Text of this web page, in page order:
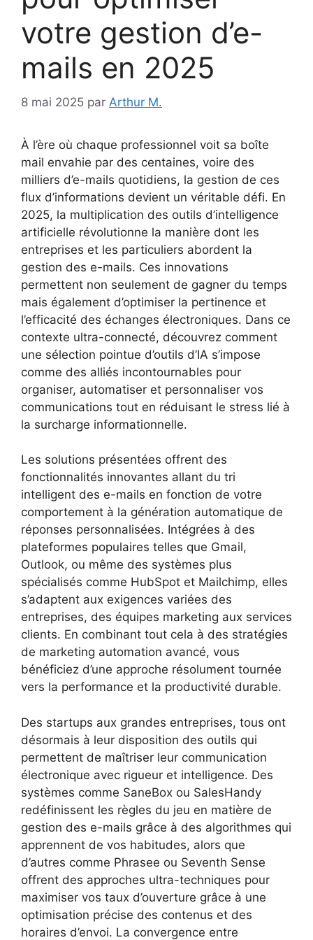
votre gestion d’e-
mails en 2025
8 mai 2025 par Arthur M.
À l’ère où chaque professionnel voit sa boîte
mail envahie par des centaines, voire des
milliers d’e-mails quotidiens, la gestion de ces
flux d’informations devient un véritable défi. En
2025, la multiplication des outils d’intelligence
artificielle révolutionne la manière dont les
entreprises et les particuliers abordent la
gestion des e-mails. Ces innovations
permettent non seulement de gagner du temps
mais également d’optimiser la pertinence et
l’efficacité des échanges électroniques. Dans ce
contexte ultra-connecté, découvrez comment
une sélection pointue d’outils d’IA s’impose
comme des alliés incontournables pour
organiser, automatiser et personnaliser vos
communications tout en réduisant le stress lié à
la surcharge informationnelle.
Les solutions présentées offrent des
fonctionnalités innovantes allant du tri
intelligent des e-mails en fonction de votre
comportement à la génération automatique de
réponses personnalisées. Intégrées à des
plateformes populaires telles que Gmail,
Outlook, ou même des systèmes plus
spécialisés comme HubSpot et Mailchimp, elles
s’adaptent aux exigences variées des
entreprises, des équipes marketing aux services
clients. En combinant tout cela à des stratégies
de marketing automation avancé, vous
bénéficiez d’une approche résolument tournée
vers la performance et la productivité durable.
Des startups aux grandes entreprises, tous ont
désormais à leur disposition des outils qui
permettent de maîtriser leur communication
électronique avec rigueur et intelligence. Des
systèmes comme SaneBox ou SalesHandy
redéfinissent les règles du jeu en matière de
gestion des e-mails grâce à des algorithmes qui
apprennent de vos habitudes, alors que
d’autres comme Phrasee ou Seventh Sense
offrent des approches ultra-techniques pour
maximiser vos taux d’ouverture grâce à une
optimisation précise des contenus et des
horaires d’envoi. La convergence entre